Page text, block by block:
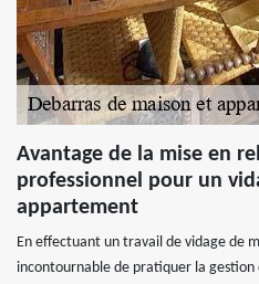
Avantage de la mise en
professionnel pour un
appartement
En effectuant un travail de vidage de
incontournable de pratiquer la gestion